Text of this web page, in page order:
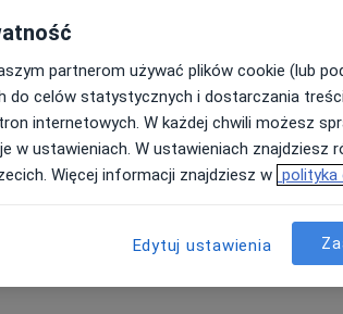
Dziś Jutro Sob, Ndz,
9 Sie
Umawianie online nie jest dostępne
partnerom używać plików cookie (lub
do celów statystycznych i dostarczania
internetowych. W każdej chwili możesz
w ustawieniach. W ustawieniach znajdziesz
Więcej informacji znajdziesz w polityka
Edytuj ustawienia